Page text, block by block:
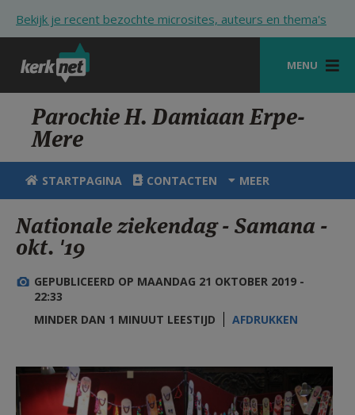
Bekijk je recent bezochte microsites, auteurs en thema's
MENU
STARTPAGINA
KERK
VIERINGEN
ZOEKEN
HULP
STARTPAGINA PORTAAL
AANMELDEN OF REGISTREREN
Parochie H. Damiaan Erpe-
Mere
STARTPAGINA CONTACTEN MEER
Nationale ziekendag - Samana -
okt. '19
GEPUBLICEERD OP MAANDAG 21 OKTOBER 2019 -
22:33
MINDER DAN 1 MINUUT LEESTIJD
AFDRUKKEN